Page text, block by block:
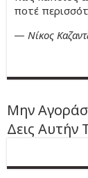
ποτέ
— Νίκος
Μην
Δεις Αυτήν